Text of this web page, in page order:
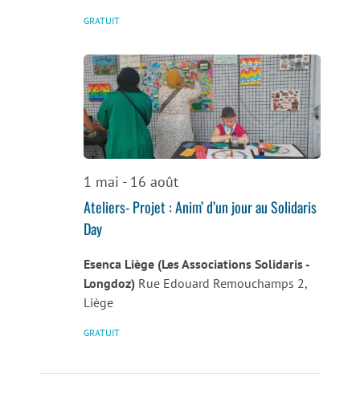
GRATUIT
1 mai - 16 août
Ateliers- Projet : Anim’ d’un jour au Solidaris
Day
Esenca Liège (Les Associations Solidaris -
Longdoz) Rue Edouard Remouchamps 2,
Liège
GRATUIT